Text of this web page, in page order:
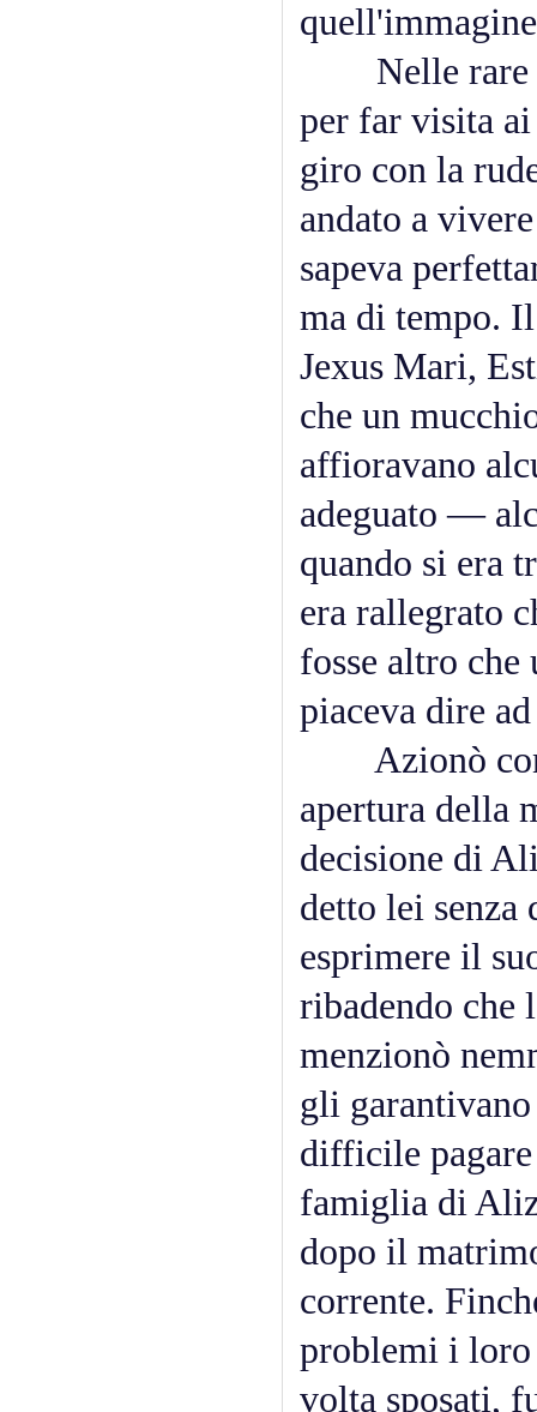
Nelle rare
per far visita
giro con la
andato a
sapeva
ma di tempo.
Jexus Mari,
che un
affioravano
adeguato —
quando si era
era rallegrato
fosse altro
piaceva dire
Azionò con
apertura della
decisione di
detto lei
esprimere il
ribadendo che
menzionò
gli garantivano
difficile
famiglia di
dopo il
corrente.
problemi i loro
volta sposati,